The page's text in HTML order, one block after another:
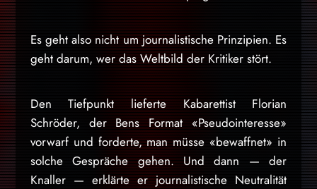
Es geht also nicht um journalistische Prinzipien. Es
geht darum, wer das Weltbild der Kritiker stört.
Den Tiefpunkt lieferte Kabarettist Florian
Schröder, der Bens Format «Pseudointeresse»
vorwarf und forderte, man müsse «bewaffnet» in
solche Gespräche gehen. Und dann — der
Knaller — erklärte er journalistische Neutralität